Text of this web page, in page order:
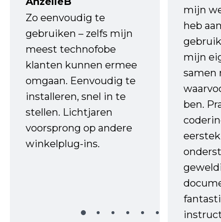
Zo eenvoudig te
gebruiken – zelfs mijn
meest technofobe
klanten kunnen ermee
omgaan. Eenvoudig te
installeren, snel in te
stellen. Lichtjaren
voorsprong op andere
winkelplug-ins.
mijn
heb
mijn
samen
ben.